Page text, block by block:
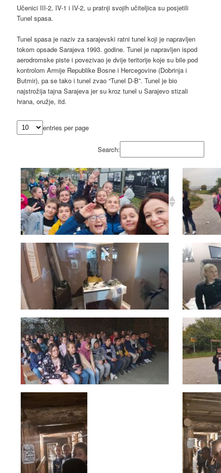
Učenici III-2, IV-1 i IV-2, u pratnji svojih učiteljica su posjetili
Tunel spasa.
Tunel spasa je naziv za sarajevski ratni tunel koji je napravljen
tokom opsade Sarajeva 1993. godine. Tunel je napravljen ispod
aerodromske piste i povezivao je dvije teritorije koje su bile pod
kontrolom Armije Republike Bosne i Hercegovine (Dobrinja i
Butmir), pa se tako i tunel zvao “Tunel D-B”. Tunel je bio
najstrožija tajna Sarajeva jer su kroz tunel u Sarajevo stizali
hrana, oružje, itd.
entries per page
Search: